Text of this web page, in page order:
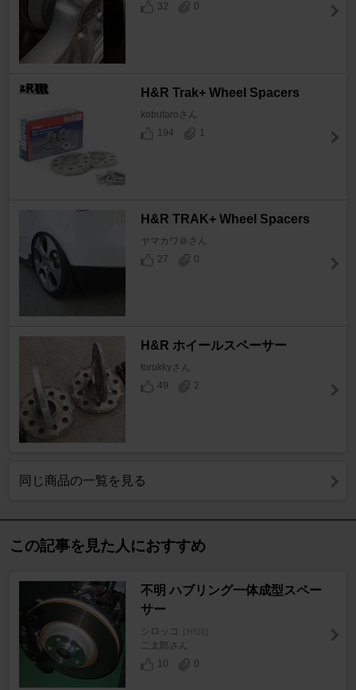
32
0
H&R Trak+ Wheel Spacers
kobutaroさん
194
1
H&R TRAK+ Wheel Spacers
ヤマカワ＠さん
27
0
H&R ホイールスペーサー
torukkyさん
49
2
同じ商品の一覧を見る
この記事を見た人におすすめ
不明 ハブリング一体成型スペー
サー
シロッコ
二太郎さん
10
0